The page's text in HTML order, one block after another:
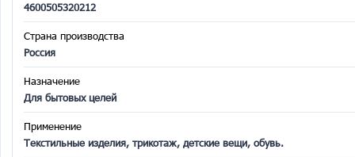
4600505320212
Страна производства
Россия
Назначение
Для бытовых целей
Применение
Текстильные изделия, трикотаж, детские вещи, обувь.